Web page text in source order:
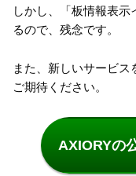
しかし、「板情報表
るので、残念です。
また、新しいサービ
ご期待ください。
AXIORYの